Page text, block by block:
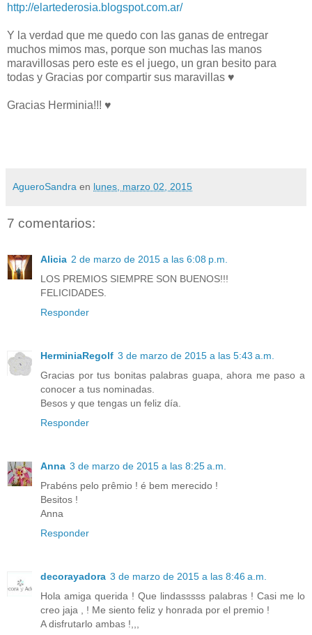
http://elartederosia.blogspot.com.ar/
Y la verdad que me quedo con las ganas de entregar
muchos mimos mas, porque son muchas las manos
maravillosas pero este es el juego, un gran besito para
todas y Gracias por compartir sus maravillas ♥
Gracias Herminia!!! ♥
AgueroSandra en lunes, marzo 02, 2015
7 comentarios:
Alicia 2 de marzo de 2015 a las 6:08 p.m.
LOS PREMIOS SIEMPRE SON BUENOS!!!
FELICIDADES.
Responder
HerminiaRegolf 3 de marzo de 2015 a las 5:43 a.m.
Gracias por tus bonitas palabras guapa, ahora me paso a
conocer a tus nominadas.
Besos y que tengas un feliz día.
Responder
Anna 3 de marzo de 2015 a las 8:25 a.m.
Prabéns pelo prêmio ! é bem merecido !
Besitos !
Anna
Responder
decorayadora 3 de marzo de 2015 a las 8:46 a.m.
Hola amiga querida ! Que lindasssss palabras ! Casi me lo
creo jaja , ! Me siento feliz y honrada por el premio !
A disfrutarlo ambas !,,,